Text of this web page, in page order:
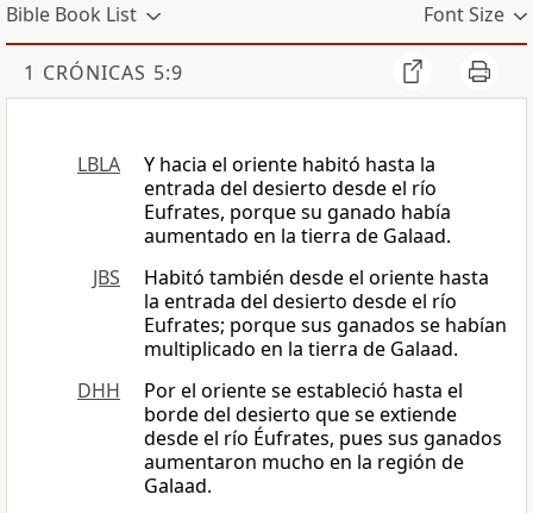
Bible Book List Font Size
1 CRÓNICAS 5:9
LBLA
Y hacia el oriente habitó hasta la
entrada del desierto desde el río
Eufrates, porque su ganado había
aumentado en la tierra de Galaad.
JBS
Habitó también desde el oriente hasta
la entrada del desierto desde el río
Eufrates; porque sus ganados se habían
multiplicado en la tierra de Galaad.
DHH
Por el oriente se estableció hasta el
borde del desierto que se extiende
desde el río Éufrates, pues sus ganados
aumentaron mucho en la región de
Galaad.